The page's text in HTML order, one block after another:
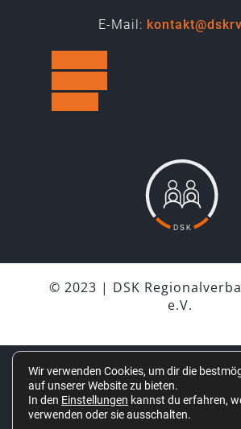
E-Mail:
© 2023 | DSK
e.V.
IMPRESSUM
DATENSCHUTZ
Wir verwenden Cookies, um dir die
auf unserer Website zu bieten.
In den Einstellungen kannst du erfahren,
verwenden oder sie ausschalten.